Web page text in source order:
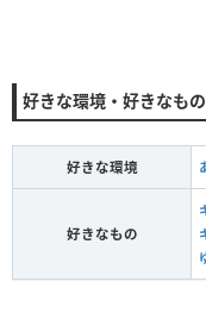
好きな環境・好きなもの
好きな環境
好きなもの